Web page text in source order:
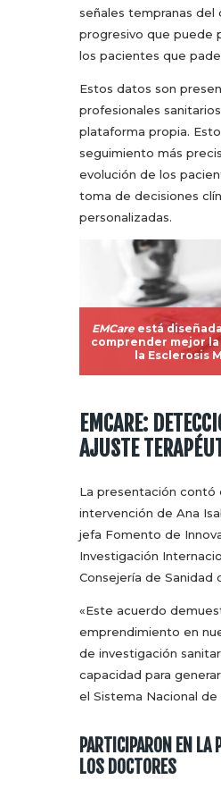
señales tempranas del
progresivo que puede
los pacientes que
Estos datos son
profesionales
plataforma propia.
seguimiento más
evolución de los
toma de decisiones
personalizadas.
EMCare está
comprender mejor
la Esclerosis
EMCARE:
AJUSTE
La presentación contó
intervención de Ana
jefa Fomento de
Investigación
Consejería de Sanidad
«Este acuerdo
emprendimiento en
de investigación
capacidad para
el Sistema Nacional de
PARTICIPARON EN LA
LOS DOCTORES